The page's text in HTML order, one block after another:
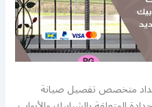
متخصص تفصيل صيانة